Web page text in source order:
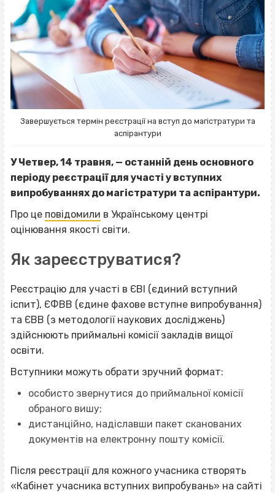
Завершується термін реєстрації на вступ до магістратури та
аспірантури
У Четвер, 14 травня, — останній день основного
періоду реєстрації для участі у вступних
випробуваннях до магістратури та аспірантури.
Про це повідомили в Українському центрі
оцінювання якості світи.
Як зареєструватися?
Реєстрацію для участі в ЄВІ (єдиний вступний
іспит), ЄФВВ (єдине фахове вступне випробування)
та ЄВВ (з методології наукових досліджень)
здійснюють приймальні комісії закладів вищої
освіти.
Вступники можуть обрати зручний формат:
особисто звернутися до приймальної комісії
обраного вишу;
дистанційно, надіславши пакет сканованих
документів на електронну пошту комісії.
Після реєстрації для кожного учасника створять
«Кабінет учасника вступних випробувань» на сайті